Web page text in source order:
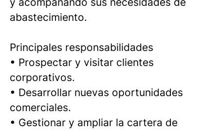
abastecimiento.
Principales responsabilidades
• Prospectar y visitar clientes
corporativos.
• Desarrollar nuevas oportunidades
comerciales.
• Gestionar y ampliar la cartera de